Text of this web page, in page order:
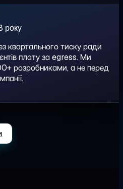
року
квартального тиску ради
плату за egress. Ми
розробниками, а не перед